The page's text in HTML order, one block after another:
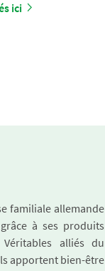
ici
familiale allemande
à ses produits
alliés du
apportent bien-être